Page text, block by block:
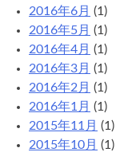
2016年6月 (1)
2016年5月 (1)
2016年4月 (1)
2016年3月 (1)
2016年2月 (1)
2016年1月 (1)
2015年11月 (1)
2015年10月 (1)